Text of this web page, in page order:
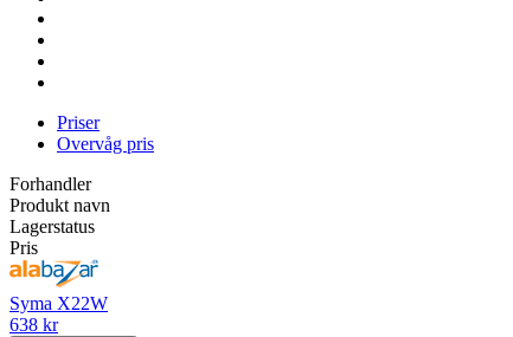
Priser
Overvåg pris
Forhandler
Produkt navn
Lagerstatus
Pris
Syma X22W
638 kr